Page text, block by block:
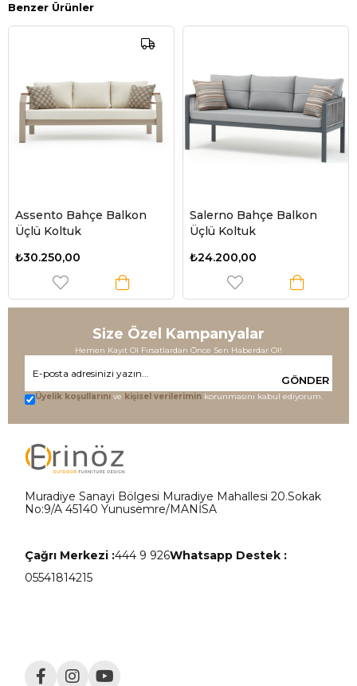
Benzer Ürünler
Assento Bahçe Balkon
Üçlü Koltuk
₺30.250,00
Salerno Bahçe Balkon
Üçlü Koltuk
₺24.200,00
Size Özel Kampanyalar
Hemen Kayıt Ol Fırsatlardan Önce Sen Haberdar Ol!
GÖNDER
Üyelik koşullarını ve kişisel verilerimin korunmasını kabul ediyorum.
Muradiye Sanayi Bölgesi Muradiye Mahallesi 20.Sokak
No:9/A 45140 Yunusemre/MANİSA
Çağrı Merkezi :444 9 926Whatsapp Destek :
05541814215